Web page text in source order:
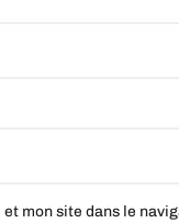
mon site dans le